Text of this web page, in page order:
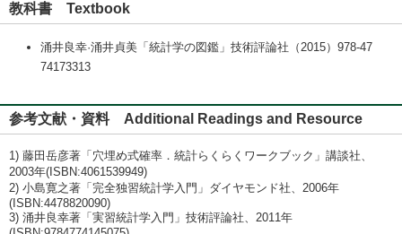
教科書 Textbook
涌井良幸·涌井貞美「統計学の図鑑」技術評論社（2015）978-47
74173313
参考文献・資料 Additional Readings and Resource
1) 藤田岳彦著「穴埋め式確率．統計らくらくワークブック」講談社、
2003年(ISBN:4061539949)
2) 小島寛之著「完全独習統計学入門」ダイヤモンド社、2006年
(ISBN:4478820090)
3) 涌井良幸著「実習統計学入門」技術評論社、2011年